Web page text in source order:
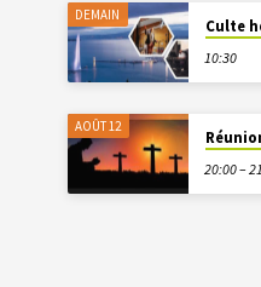
DEMAIN
Culte
10:30
AOÛT 12
20:00 –